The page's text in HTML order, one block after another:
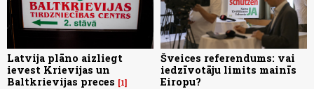
Latvija plāno aizliegt
ievest Krievijas un
Baltkrievijas preces
1
Šveices referendums: vai
iedzīvotāju limits mainīs
Eiropu?